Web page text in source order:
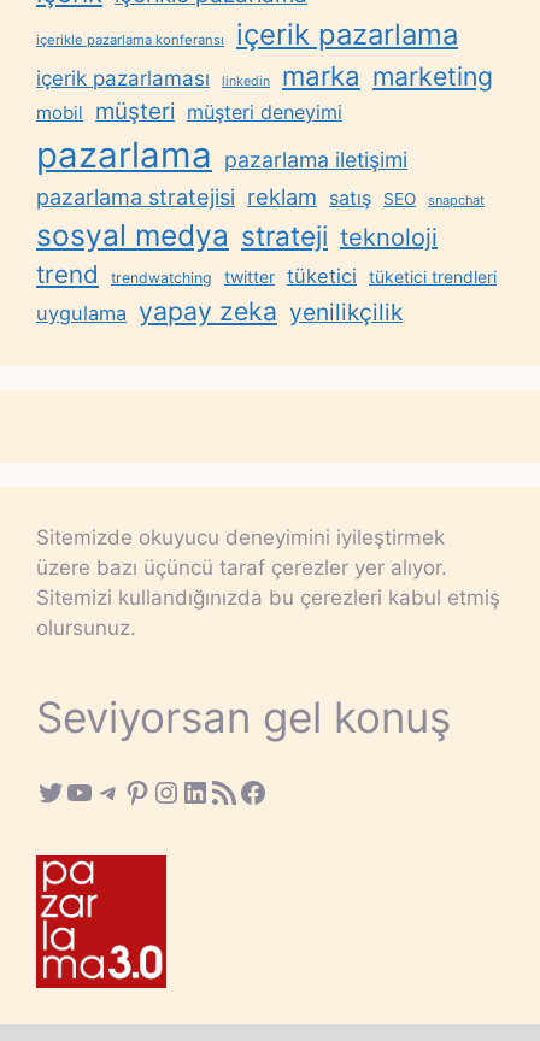
içerikle pazarlama konferansı içerik pazarlama
içerik pazarlaması linkedin marka marketing
mobil müşteri müşteri deneyimi
pazarlama
pazarlama iletişimi
pazarlama stratejisi reklam satış SEO snapchat
sosyal medya strateji teknoloji
trend trendwatching twitter tüketici tüketici trendleri
uygulama yapay zeka yenilikçilik
Sitemizde okuyucu deneyimini iyileştirmek
üzere bazı üçüncü taraf çerezler yer alıyor.
Sitemizi kullandığınızda bu çerezleri kabul etmiş
olursunuz.
Seviyorsan gel konuş
Twitter
YouTube
Telegram
Pinterest
Instagram
LinkedIn
RSS FeedFacebook